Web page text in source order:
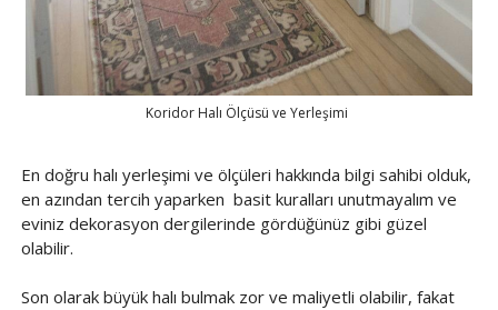
Koridor Halı Ölçüsü ve Yerleşimi
En doğru halı yerleşimi ve ölçüleri hakkında bilgi sahibi olduk,
en azından tercih yaparken basit kuralları unutmayalım ve
eviniz dekorasyon dergilerinde gördüğünüz gibi güzel
olabilir.
Son olarak büyük halı bulmak zor ve maliyetli olabilir, fakat